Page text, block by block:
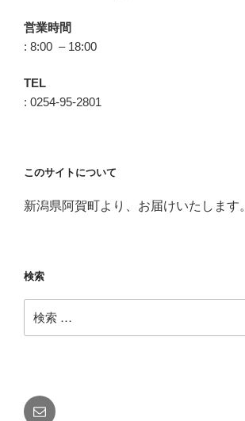
営業時間
: 8:00 – 18:00
TEL
: 0254-95-2801
このサイトについて
新潟県阿賀町より、お届けいたします。
検索
索:
メ